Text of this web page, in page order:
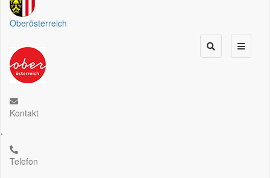
Oberösterreich
Kontakt
.
Telefon